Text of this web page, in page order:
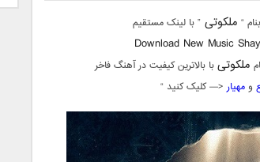
بنام “ ملکوتی ” با لینک مستقیم
Download New Music
ملکوتیبا بالاترین کیفیت در آهنگ فاخر
ومهیار<— کلیک کنید “